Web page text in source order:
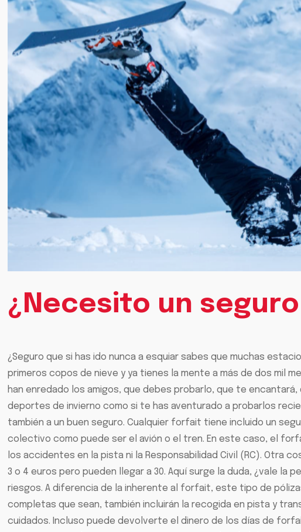
¿Necesito un
¿Seguro que si has ido nunca a esquiar sabes que muchas
primeros copos de nieve y ya tienes la mente a más de dos mil
han enredado los amigos, que debes probarlo, que te
deportes de invierno como si te has aventurado a probarlos
también a un buen seguro. Cualquier forfait tiene incluido un
colectivo como puede ser el avión o el tren. En este caso, el
los accidentes en la pista ni la Responsabilidad Civil (RC). Otra
3 o 4 euros pero pueden llegar a 30. Aquí surge la duda, ¿vale
riesgos. A diferencia de la inherente al forfait, este tipo de
completas que sean, también incluirán la recogida en pista y
cuidados. Incluso puede devolverte el dinero de los días de